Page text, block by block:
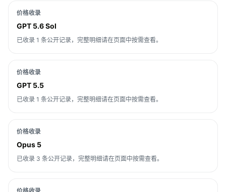
价格收录
GPT 5.6 Sol
已收录 1 条公开记录，完整明细请在页面中按需查看。
价格收录
GPT 5.5
已收录 1 条公开记录，完整明细请在页面中按需查看。
价格收录
Opus 5
已收录 3 条公开记录，完整明细请在页面中按需查看。